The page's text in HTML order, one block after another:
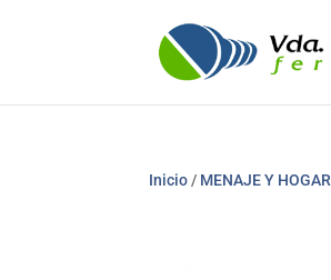
Inicio / MENAJE Y HOGAR